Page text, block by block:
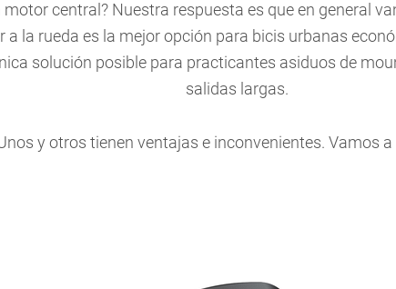
central? Nuestra respuesta es que en general
a la rueda es la mejor opción para bicis urbanas
solución posible para practicantes asiduos de
salidas largas.
y otros tienen ventajas e inconvenientes. Vamos